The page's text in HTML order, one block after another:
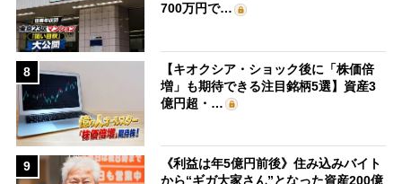
700万円で…
8
【キオクシア・ショック後に「株価倍
増」も期待できる注目銘柄5選】資産3
億円超・…
9
《利益は年5億円前後》住み込みバイト
から“ギガ大家さん”となった資産200億